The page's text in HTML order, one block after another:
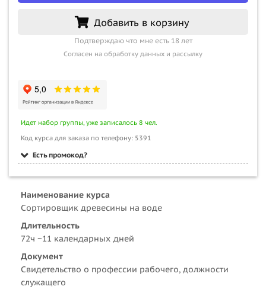
Добавить в корзину
Подтверждаю что мне есть 18 лет
Согласен на обработку данных и рассылку
Идет набор группы, уже записалось 8 чел.
Код курса для заказа по телефону: 5391
Есть промокод?
Наименование курса
Сортировщик древесины на воде
Длительность
72ч ~11 календарных дней
Документ
Свидетельство о профессии рабочего, должности
служащего